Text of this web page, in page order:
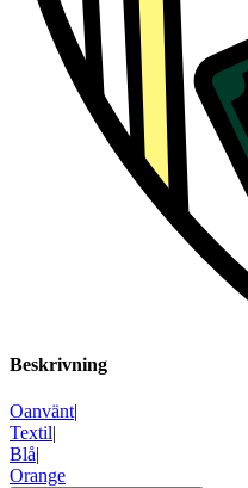
Beskrivning
Oanvänt|
Textil|
Blå|
Orange